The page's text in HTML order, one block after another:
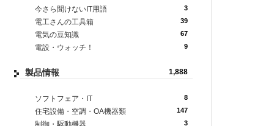
今さら聞けないIT用語 3
電工さんの工具箱 39
電気の豆知識 67
電設・ウォッチ！ 9
製品情報 1,888
ソフトフェア・IT 8
住宅設備・空調・OA機器類 147
制御・駆動機器 3